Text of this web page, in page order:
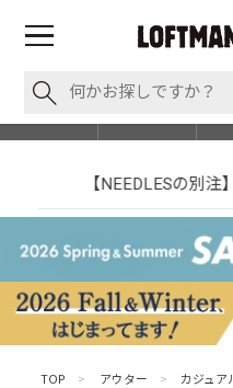
【NEEDLESの別
TOP > アウター > カジュア